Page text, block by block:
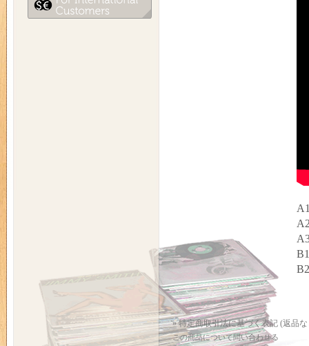
» 特定商取引法に基づく表記 (返品
この商品について問い合わせる